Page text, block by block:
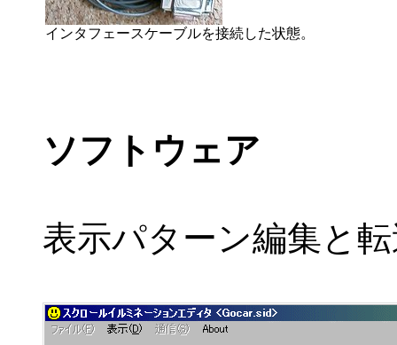
インタフェースケーブルを接続した状態。
ソフトウェア
表示パターン編集と